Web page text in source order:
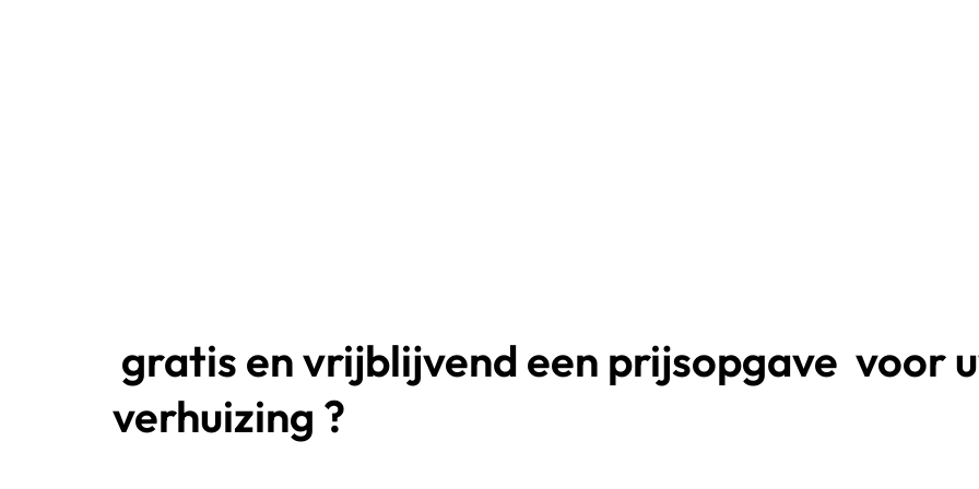
gratis en vrijblijvend een prijsopgave voor
verhuizing ?